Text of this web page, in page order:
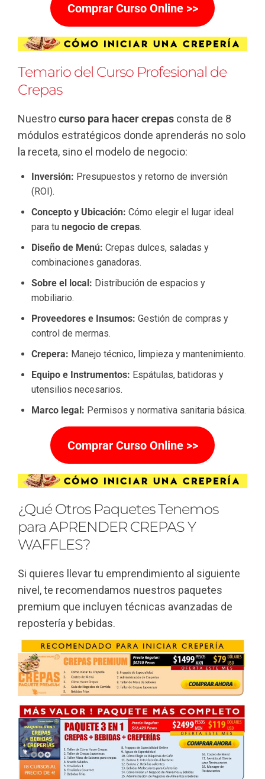
Comprar Curso Online >>
Temario del Curso Profesional de
Crepas
Nuestrocurso para hacer crepas consta de 8
módulos estratégicos donde aprenderás no solo
la receta, sino el modelo de negocio:
Inversión: Presupuestos y retorno de inversión
(ROI).
Concepto y Ubicación: Cómo elegir el lugar ideal
para tu negocio de crepas.
Diseño de Menú: Crepas dulces, saladas y
combinaciones ganadoras.
Sobre el local: Distribución de espacios y
mobiliario.
Proveedores e Insumos: Gestión de compras y
control de mermas.
Crepera: Manejo técnico, limpieza y mantenimiento.
Equipo e Instrumentos: Espátulas, batidoras y
utensilios necesarios.
Marco legal: Permisos y normativa sanitaria básica.
Comprar Curso Online >>
¿Qué Otros Paquetes Tenemos
para APRENDER CREPAS Y
WAFFLES?
Si quieres llevar tu emprendimiento al siguiente
nivel, te recomendamos nuestros paquetes
premium que incluyen técnicas avanzadas de
repostería y bebidas.